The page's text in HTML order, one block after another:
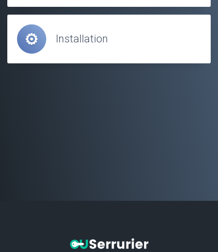
Installation